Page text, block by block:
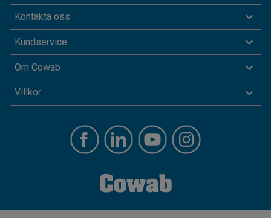
Kontakta oss
Kundservice
Om Cowab
Villkor